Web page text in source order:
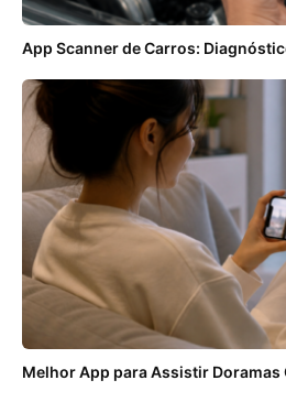
App Scanner de Carros:
Melhor App para Assistir Doramas